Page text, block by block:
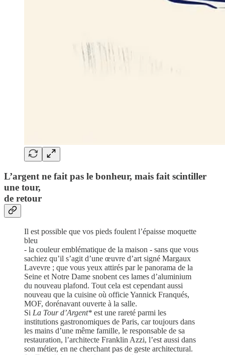
L’argent ne fait pas le bonheur, mais fait scintiller
une tour,
de retour
Il est possible que vos pieds foulent l’épaisse moquette
bleu
- la couleur emblématique de la maison - sans que vous
sachiez qu’il s’agit d’une œuvre d’art signé Margaux
Lavevre ; que vous yeux attirés par le panorama de la
Seine et Notre Dame snobent ces lames d’aluminium
du nouveau plafond. Tout cela est cependant aussi
nouveau que la cuisine où officie Yannick Franqués,
MOF, dorénavant ouverte à la salle.
Si La Tour d’Argent* est une rareté parmi les
institutions gastronomiques de Paris, car toujours dans
les mains d’une même famille, le responsable de sa
restauration, l’architecte Franklin Azzi, l’est aussi dans
son métier, en ne cherchant pas de geste architectural.